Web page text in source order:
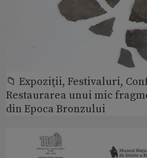
📁 Expoziţii, Festivaluri,
Restaurarea unui mic
din Epoca Bronzului